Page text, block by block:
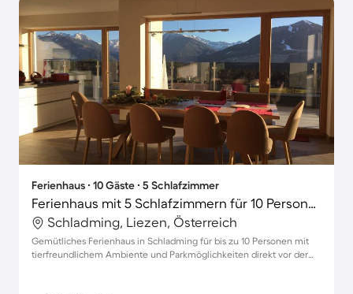
Ferienhaus ∙ 10 Gäste ∙ 5 Schlafzimmer
Ferienhaus mit 5 Schlafzimmern für 10 Personen
Schladming, Liezen, Österreich
Gemütliches Ferienhaus in Schladming für bis zu 10 Personen mit
tierfreundlichem Ambiente und Parkmöglichkeiten direkt vor der